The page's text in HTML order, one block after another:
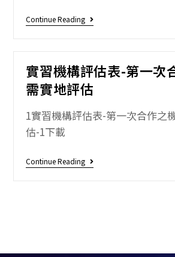
Continue Reading
實習機構評估表-第一次
需實地評估
1實習機構評估表-第一次合作之
估-1下載
Continue Reading